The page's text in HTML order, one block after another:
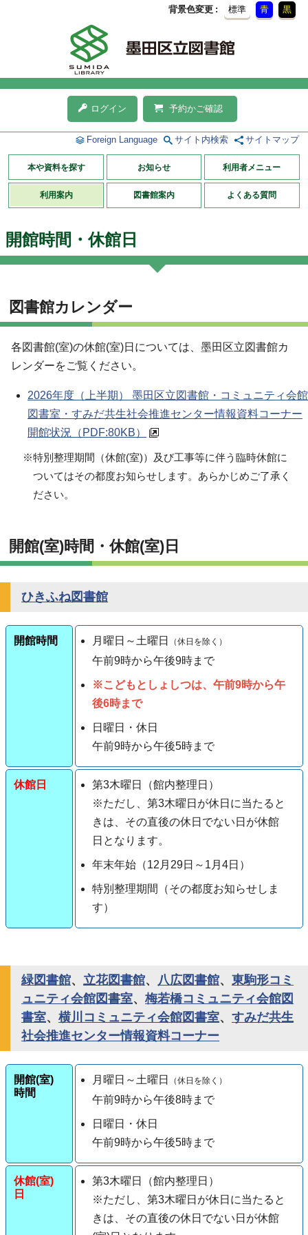
背景色変更 標準 青 黒
ログイン 予約かご確認
Foreign Language サイト内検索 サイトマップ
本や資料を探す お知らせ 利用者メニュー
利用案内 図書館案内 よくある質問
開館時間・休館日
図書館カレンダー
各図書館(室)の休館(室)日については、墨田区立図書館カ
レンダーをご覧ください。
2026年度（上半期） 墨田区立図書館・コミュニティ会館
図書室・すみだ共生社会推進センター情報資料コーナー
開館状況 （PDF:80KB）
※特別整理期間（休館(室)）及び工事等に伴う臨時休館に
ついてはその都度お知らせします。あらかじめご了承く
ださい。
開館(室)時間・休館(室)日
ひきふね図書館
開館時間 月曜日～土曜日 （休日を除く）
午前9時から午後9時まで
※こどもとしょしつは、午前9時から午
後6時まで
日曜日・休日
午前9時から午後5時まで
休館日
第3木曜日（館内整理日）
※ただし、第3木曜日が休日に当たると
きは、その直後の休日でない日が休館
日となります。
年末年始（12月29日～1月4日）
特別整理期間（その都度お知らせしま
す）
緑図書館、 立花図書館、 八広図書館、 東駒形コミ
ュニティ会館図書室、 梅若橋コミュニティ会館図
書室、 横川コミュニティ会館図書室、 すみだ共生
社会推進センター情報資料コーナー
開館(室)
時間
月曜日～土曜日 （休日を除く）
午前9時から午後8時まで
日曜日・休日
午前9時から午後5時まで
休館(室)
日
第3木曜日（館内整理日）
※ただし、第3木曜日が休日に当たると
きは、その直後の休日でない日が休館